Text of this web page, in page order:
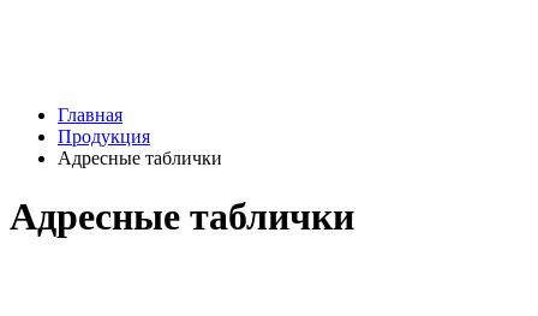
Главная
Продукция
Адресные таблички
Адресные таблички